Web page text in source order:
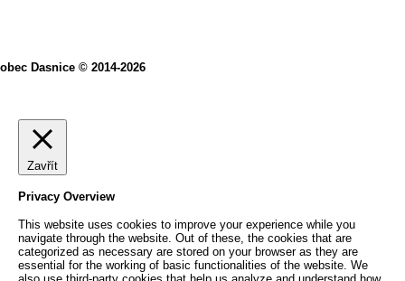
obec Dasnice © 2014-2026
Zavřít
Privacy Overview
This website uses cookies to improve your experience while you
navigate through the website. Out of these, the cookies that are
categorized as necessary are stored on your browser as they are
essential for the working of basic functionalities of the website. We